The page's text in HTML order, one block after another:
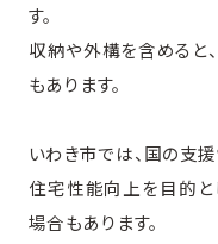
す。
収納や外構を含めると
もあります。
いわき市では、国の支
住宅性能向上を目的
場合もあります。